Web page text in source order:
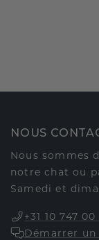
NOUS
Nous sommes
notre chat ou
Samedi et
+31 10 747
Démarrer